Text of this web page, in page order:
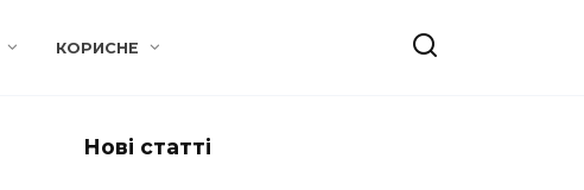
КОРИСНЕ
Нові статті